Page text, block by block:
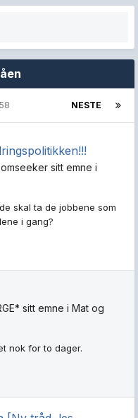
NESTE
sitt emne i
skal ta de jobbene som
i gang?
sitt emne i Mat og
nok for to dager.